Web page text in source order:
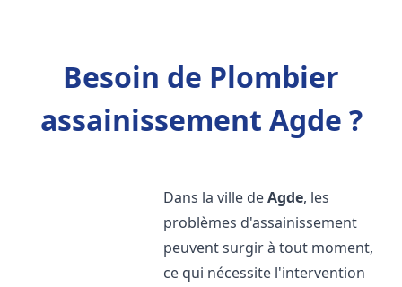
Besoin de Plombier
assainissement Agde ?
Dans la ville deAgde, les
problèmes d'assainissement
peuvent surgir à tout moment,
ce qui nécessite l'intervention